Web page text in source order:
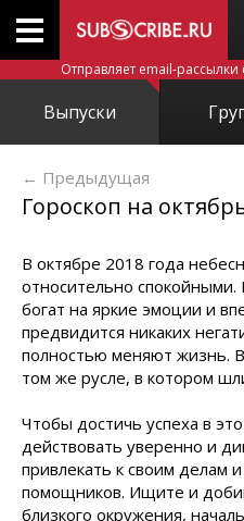
Отправляет email-
Выпуски
← Предыдущая
Гороскоп на
В октябре 2018 года
относительно
богат на яркие эмоции и
предвидится никаких
полностью меняют жизнь.
том же русле, в котором
Чтобы достичь успеха в
действовать уверенно и
привлекать к своим делам
помощников. Ищите и
близкого окружения,